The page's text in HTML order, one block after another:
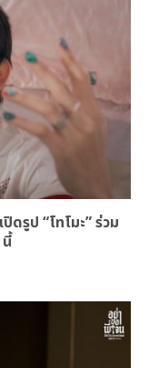
ดรูป “โทโมะ” ร่วม
นี้